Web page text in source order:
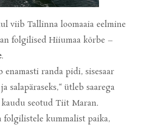
viib Tallinna loomaaia eelmine
folgilised Hiiumaa kõrbe –
.
enamasti randa pidi, sisesaar
salapäraseks,“ ütleb saarega
seotud Tiit Maran.
kummalist paika,